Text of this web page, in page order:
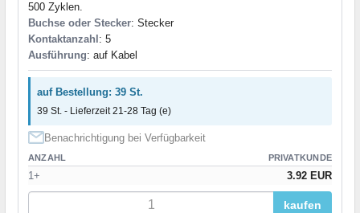
500 Zyklen.
Buchse oder Stecker: Stecker
Kontaktanzahl : 5
Ausführung: auf Kabel
auf Bestellung: 39 St.
39 St. - Lieferzeit 21-28 Tag (e)
Benachrichtigung bei Verfügbarkeit
ANZAHL PRIVATKUNDE
1+ 3.92 EUR
kaufen